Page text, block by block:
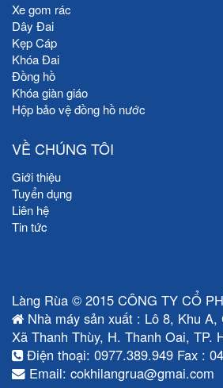
Xe gom rác
Dây Đai
Kẹp Cáp
Khóa Đai
Đồng hồ
Khóa giàn giáo
Hộp bảo vệ đồng hồ nước
VỀ CHÚNG TÔI
Giới thiệu
Tuyển dụng
Liên hệ
Tin tức
Làng Rùa © 2015 CÔNG TY CỔ
Nhà máy sản xuất : Lô 8, Khu
Xã Thanh Thùy, H. Thanh Oai, TP.
Điện thoại: 0977.389.949 Fax :
Email: cokhilangrua@gmai.com